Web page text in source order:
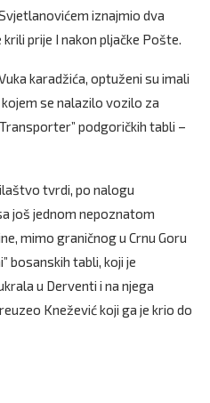
iznajmio dva
prije I nakon pljačke Pošte.
karadžića, optuženi su imali
se nalazilo vozilo za
podgoričkih tabli –
tvrdi, po nalogu
još jednom nepoznatom
mimo graničnog u Crnu Goru
bosanskih tabli, koji je
u Derventi i na njega
Knežević koji ga je krio do